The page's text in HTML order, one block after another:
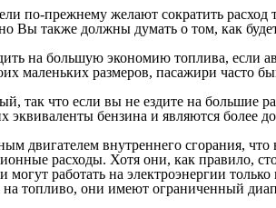
по-прежнему желают сократить расход
также должны думать о том, как
на большую экономию топлива, если
маленьких размеров, пасажири часто
так что если вы не ездите на большие
бензина и являются более
двигателем внутреннего сгорания, что
расходы. Хотя они, как правило,
работать на электроэнергии
топливо, они имеют ограниченный